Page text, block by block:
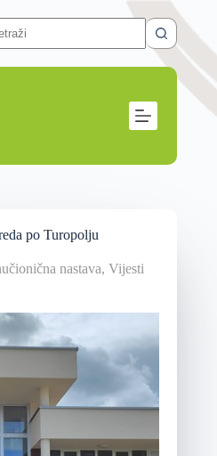
po Turopolju
nastava,Vijesti